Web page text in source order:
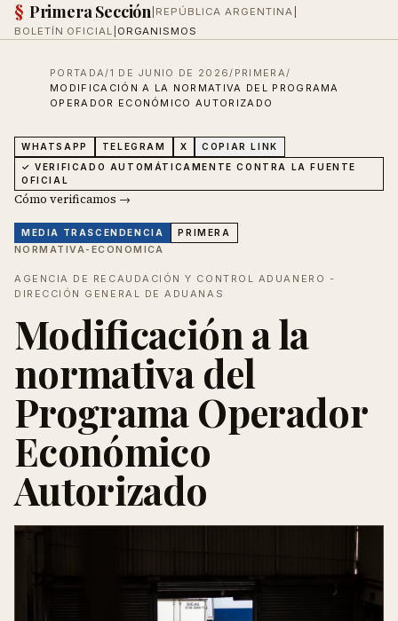
§ Primera Sección REPÚBLICA ARGENTINA
BOLETÍN OFICIAL ORGANISMOS
PORTADA/1 DE JUNIO DE 2026/ PRIMERA/
MODIFICACIÓN A LA NORMATIVA DEL PROGRAMA
OPERADOR ECONÓMICO AUTORIZADO
WHATSAPP TELEGRAM X
COPIAR LINK
✓ VERIFICADO AUTOMÁTICAMENTE CONTRA LA FUENTE
OFICIAL
Cómo verificamos →
MEDIA TRASCENDENCIA PRIMERA
NORMATIVA-ECONOMICA
AGENCIA DE RECAUDACIÓN Y CONTROL ADUANERO -
DIRECCIÓN GENERAL DE ADUANAS
Modificación a la
normativa del
Programa Operador
Económico
Autorizado